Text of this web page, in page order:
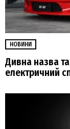
НОВИНИ
Дивна назва
електричний